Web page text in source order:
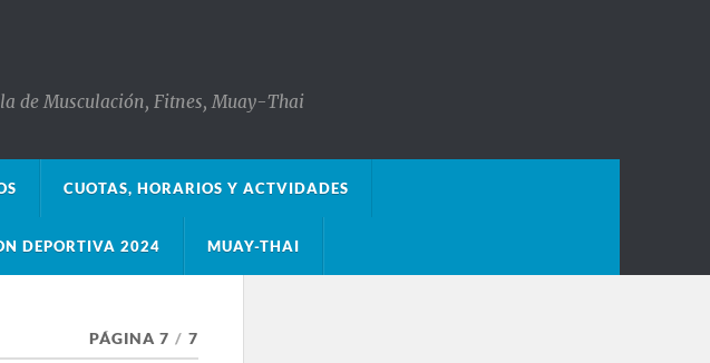
de Musculación, Fitnes, Muay-Thai
CUOTAS, HORARIOS Y ACTVIDADES
DEPORTIVA 2024 MUAY-THAI
PÁGINA 7 / 7